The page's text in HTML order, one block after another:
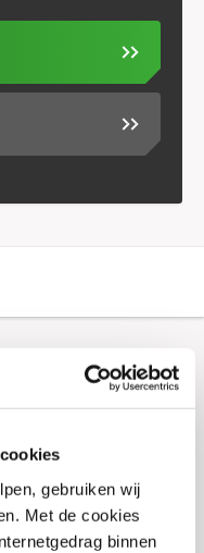
gebruiken wij
Met de cookies
binnen